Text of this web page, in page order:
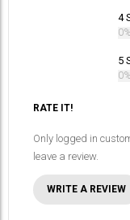
4
0%
5
0%
RATE IT!
Only logged in
leave a review.
WRITE A REVIEW